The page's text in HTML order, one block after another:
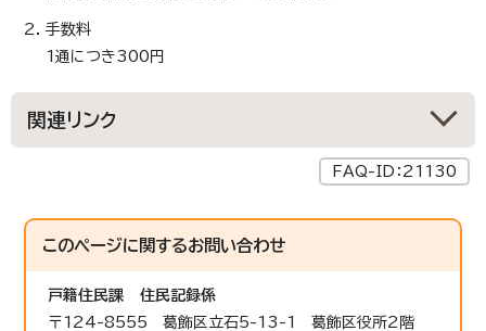
手数料
1通につき300円
関連リンク
FAQ-ID：21130
このページに関するお問い合わせ
戸籍住民課
住民記録係
〒124-8555 葛飾区立石5-13-1 葛飾区役所2階